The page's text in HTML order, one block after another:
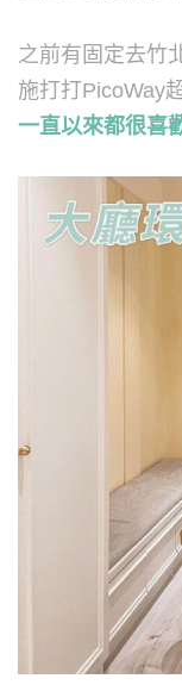
之前有固定去竹
施打打PicoWay
一直以來都很喜